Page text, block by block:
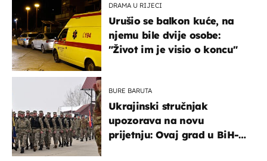
DRAMA U RIJECI
Urušio se balkon kuće, na
njemu bile dvije osobe:
"Život im je visio o koncu"
BURE BARUTA
Ukrajinski stručnjak
upozorava na novu
prijetnju: Ovaj grad u BiH-u